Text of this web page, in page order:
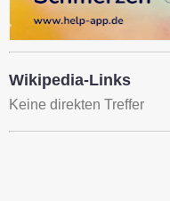
Wikipedia-Links
Keine direkten Treffer